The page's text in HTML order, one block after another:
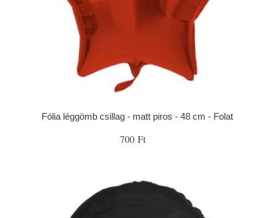
Fólia léggömb csillag - matt piros - 48 cm - Folat
700 Ft